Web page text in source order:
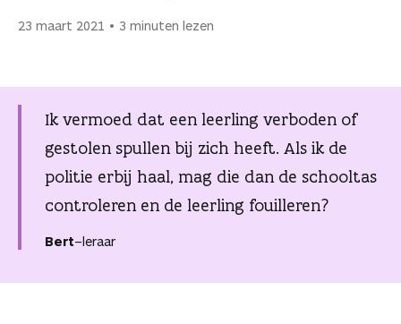
n
23 maart 2021 3 minuten lezen
Ik vermoed dat een leerling verboden of
gestolen spullen bij zich heeft. Als ik de
politie erbij haal, mag die dan de schooltas
controleren en de leerling fouilleren?
Bert–leraar